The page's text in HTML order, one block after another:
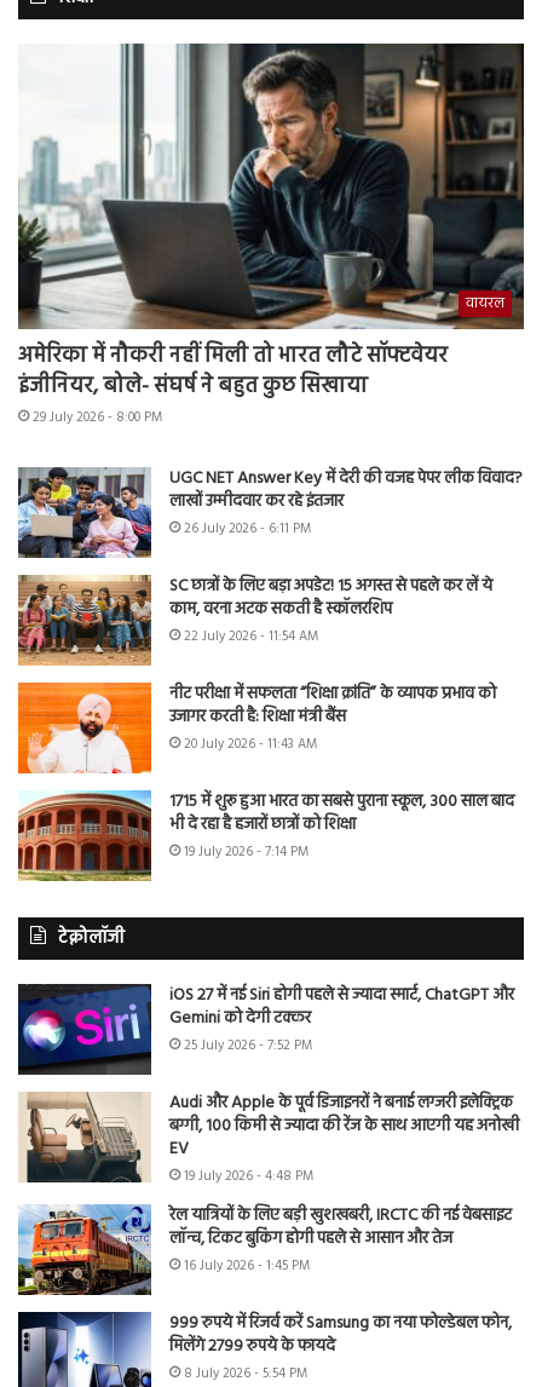
वायरल
अमेरिका में नौकरी नहीं मिली तो भारत लौटे सॉफ्टवेयर
इंजीनियर, बोले- संघर्ष ने बहुत कुछ सिखाया
29 July 2026 - 8:00 PM
UGC NET Answer Key में देरी की वजह पेपर लीक विवाद?
लाखों उम्मीदवार कर रहे इंतजार
26 July 2026 - 6:11 PM
SC छात्रों के लिए बड़ा अपडेट! 15 अगस्त से पहले कर लें ये
काम, वरना अटक सकती है स्कॉलरशिप
22 July 2026 - 11:54 AM
नीट परीक्षा में सफलता “शिक्षा क्रांति” के व्यापक प्रभाव को
उजागर करती है: शिक्षा मंत्री बैंस
20 July 2026 - 11:43 AM
1715 में शुरू हुआ भारत का सबसे पुराना स्कूल, 300 साल बाद
भी दे रहा है हजारों छात्रों को शिक्षा
19 July 2026 - 7:14 PM
टेक्नोलॉजी
iOS 27 में नई Siri होगी पहले से ज्यादा स्मार्ट, ChatGPT और
Gemini को देगी टक्कर
25 July 2026 - 7:52 PM
Audi और Apple के पूर्व डिजाइनरों ने बनाई लग्जरी इलेक्ट्रिक
बग्गी, 100 किमी से ज्यादा की रेंज के साथ आएगी यह अनोखी
EV
19 July 2026 - 4:48 PM
रेल यात्रियों के लिए बड़ी खुशखबरी, IRCTC की नई वेबसाइट
लॉन्च, टिकट बुकिंग होगी पहले से आसान और तेज
16 July 2026 - 1:45 PM
999 रुपये में रिजर्व करें Samsung का नया फोल्डेबल फोन,
मिलेंगे 2799 रुपये के फायदे
8 July 2026 - 5:54 PM